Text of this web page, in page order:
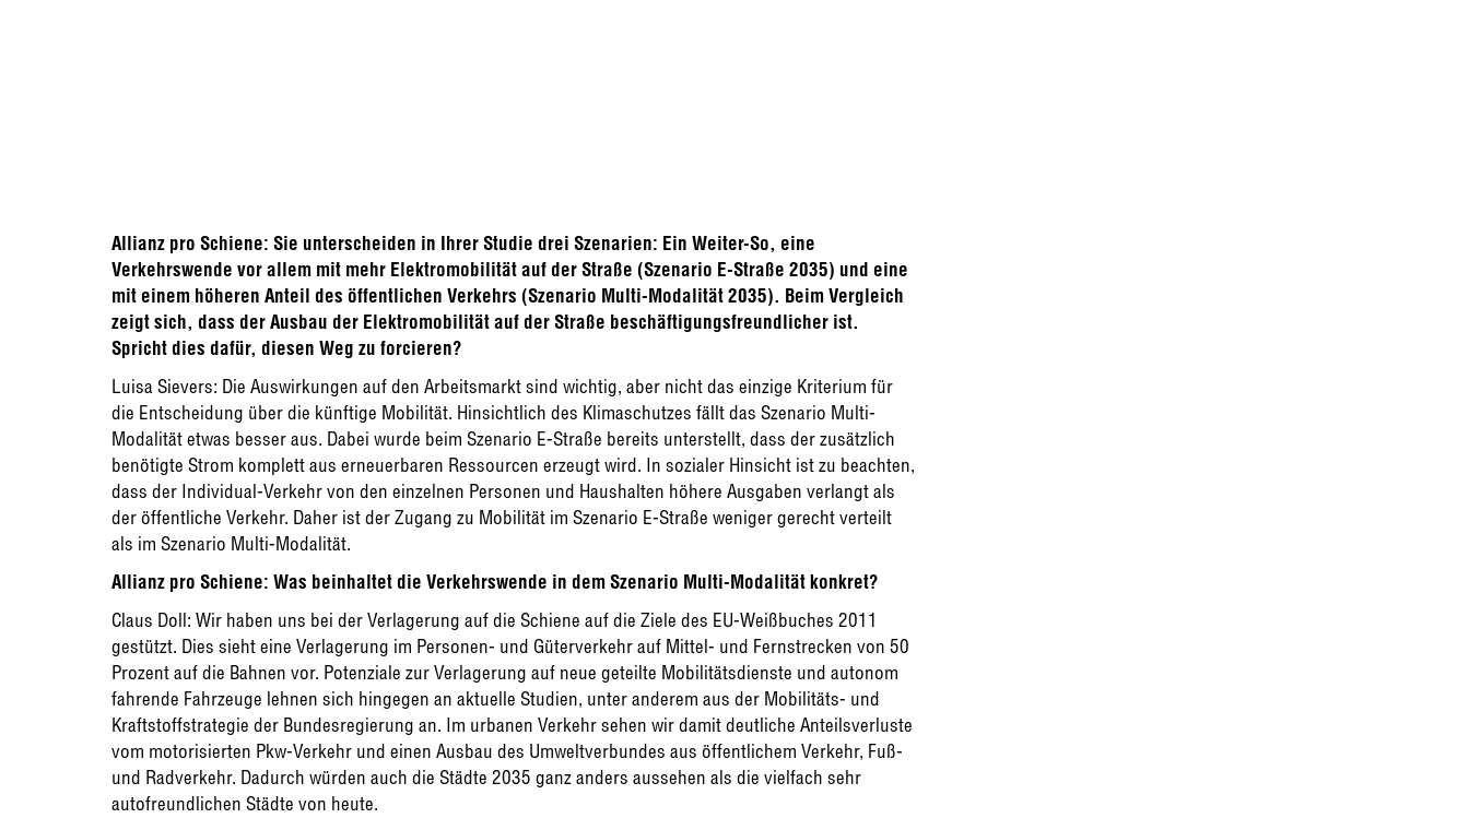
Allianz pro Schiene: Sie unterscheiden in Ihrer Studie drei Szenarien: Ein Weiter-So, eine
Verkehrswende vor allem mit mehr Elektromobilität auf der Straße (Szenario E-Straße 2035) und eine
mit einem höheren Anteil des öffentlichen Verkehrs (Szenario Multi-Modalität 2035). Beim Vergleich
zeigt sich, dass der Ausbau der Elektromobilität auf der Straße beschäftigungsfreundlicher ist.
Spricht dies dafür, diesen Weg zu forcieren?
Luisa Sievers: Die Auswirkungen auf den Arbeitsmarkt sind wichtig, aber nicht das einzige Kriterium für
die Entscheidung über die künftige Mobilität. Hinsichtlich des Klimaschutzes fällt das Szenario Multi-
Modalität etwas besser aus. Dabei wurde beim Szenario E-Straße bereits unterstellt, dass der zusätzlich
benötigte Strom komplett aus erneuerbaren Ressourcen erzeugt wird. In sozialer Hinsicht ist zu beachten,
dass der Individual-Verkehr von den einzelnen Personen und Haushalten höhere Ausgaben verlangt als
der öffentliche Verkehr. Daher ist der Zugang zu Mobilität im Szenario E-Straße weniger gerecht verteilt
als im Szenario Multi-Modalität.
Allianz pro Schiene: Was beinhaltet die Verkehrswende in dem Szenario Multi-Modalität konkret?
Claus Doll: Wir haben uns bei der Verlagerung auf die Schiene auf die Ziele des EU-Weißbuches 2011
gestützt. Dies sieht eine Verlagerung im Personen- und Güterverkehr auf Mittel- und Fernstrecken von 50
Prozent auf die Bahnen vor. Potenziale zur Verlagerung auf neue geteilte Mobilitätsdienste und autonom
fahrende Fahrzeuge lehnen sich hingegen an aktuelle Studien, unter anderem aus der Mobilitäts- und
Kraftstoffstrategie der Bundesregierung an. Im urbanen Verkehr sehen wir damit deutliche Anteilsverluste
vom motorisierten Pkw-Verkehr und einen Ausbau des Umweltverbundes aus öffentlichem Verkehr, Fuß-
und Radverkehr. Dadurch würden auch die Städte 2035 ganz anders aussehen als die vielfach sehr
autofreundlichen Städte von heute.